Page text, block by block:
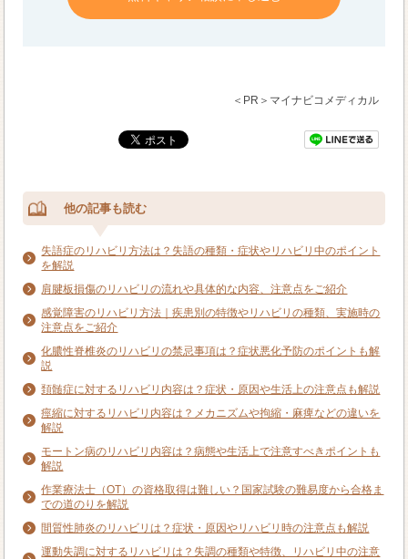
＜PR＞マイナビコメディカル
他の記事も読む
失語症のリハビリ方法は？失語の種類・症状やリハビリ中のポイント
を解説
肩腱板損傷のリハビリの流れや具体的な内容、注意点をご紹介
感覚障害のリハビリ方法｜疾患別の特徴やリハビリの種類、実施時の
注意点をご紹介
化膿性脊椎炎のリハビリの禁忌事項は？症状悪化予防のポイントも解
説
頚髄症に対するリハビリ内容は？症状・原因や生活上の注意点も解説
痙縮に対するリハビリ内容は？メカニズムや拘縮・麻痺などの違いを
解説
モートン病のリハビリ内容は？病態や生活上で注意すべきポイントも
解説
作業療法士（OT）の資格取得は難しい？国家試験の難易度から合格ま
での道のりを解説
間質性肺炎のリハビリは？症状・原因やリハビリ時の注意点も解説
運動失調に対するリハビリは？失調の種類や特徴、リハビリ中の注意